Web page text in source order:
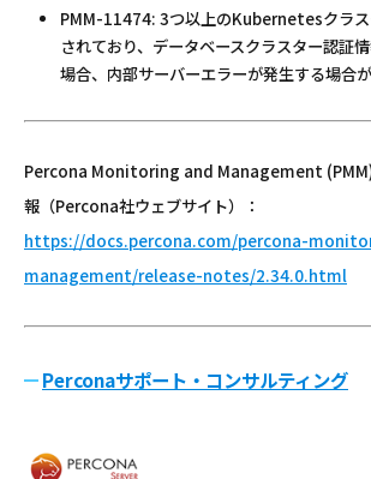
PMM-11474: 3つ以上のKubernetesクラス
されており、データベースクラスター認証
場合、内部サーバーエラーが発生する場合が
Percona Monitoring and Management
報（Percona社ウェブサイト）：
https://docs.percona.com/percona-
management/release-notes/2.34.0.html
Perconaサポート・コンサルティング